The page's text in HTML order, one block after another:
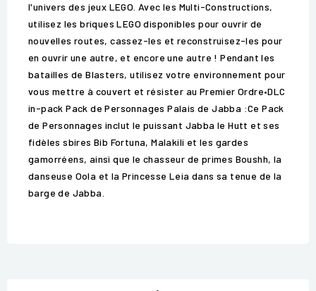
l'univers des jeux LEGO. Avec les Multi-Constructions,
utilisez les briques LEGO disponibles pour ouvrir de
nouvelles routes, cassez-les et reconstruisez-les pour
en ouvrir une autre, et encore une autre ! Pendant les
batailles de Blasters, utilisez votre environnement pour
vous mettre à couvert et résister au Premier Ordre•DLC
in-pack Pack de Personnages Palais de Jabba :Ce Pack
de Personnages inclut le puissant Jabba le Hutt et ses
fidèles sbires Bib Fortuna, Malakili et les gardes
gamorréens, ainsi que le chasseur de primes Boushh, la
danseuse Oola et la Princesse Leia dans sa tenue de la
barge de Jabba.